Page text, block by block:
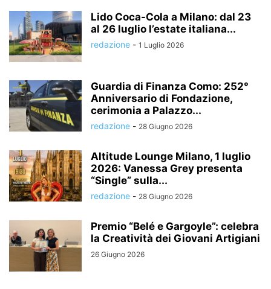
Lido Coca-Cola a Milano: dal 23
al 26 luglio l’estate italiana...
redazione - 1 Luglio 2026
Guardia di Finanza Como: 252°
Anniversario di Fondazione,
cerimonia a Palazzo...
redazione - 28 Giugno 2026
Altitude Lounge Milano, 1 luglio
2026: Vanessa Grey presenta
“Single” sulla...
redazione - 28 Giugno 2026
Premio “Belé e Gargoyle”: celebra
la Creatività dei Giovani Artigiani
26 Giugno 2026